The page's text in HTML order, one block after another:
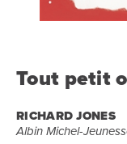
Tout petit
RICHARD JONES
Albin Michel-